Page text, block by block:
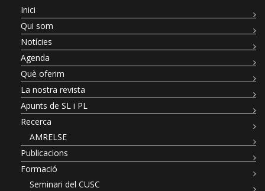
Inici
Qui som
Notícies
Agenda
Què oferim
La nostra revista
Apunts de SL i PL
Recerca
AMRELSE
Publicacions
Formació
Seminari del CUSC